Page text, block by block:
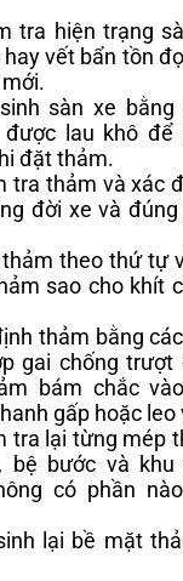
tra hiện trạng
vết bẩn tồn
sàn xe
được lau khô
đặt thảm.
tra thảm và xác
đời xe và
theo thứ tự
sao cho khít
thảm bằng
gai chống
bám chắc
gấp hoặc leo
tra lại từng mép
bệ bước và
có phần
lại bề mặt